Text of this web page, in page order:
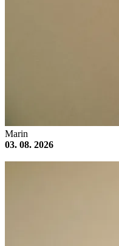
Marin
03. 08. 2026